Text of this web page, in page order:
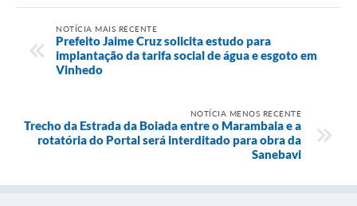
NOTÍCIA MAIS RECENTE
Prefeito Jaime Cruz solicita estudo para
implantação da tarifa social de água e esgoto em
Vinhedo
NOTÍCIA MENOS RECENTE
Trecho da Estrada da Boiada entre o Marambaia e a
rotatória do Portal será interditado para obra da
Sanebavi